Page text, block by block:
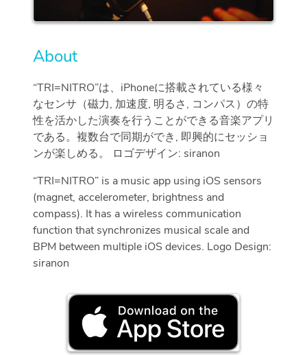
About
“TRI=NITRO”は、iPhoneに搭載されている様々
なセンサ（磁力, 加速度, 明るさ, コンパス）の特
性を活かした演奏を行うことができる音楽アプリ
である。複数台で同期ができ, 即興的にセッショ
ンが楽しめる。 ロゴデザイン: siranon
“TRI=NITRO” is a music app using iOS sensors
(magnet, accelerometer, brightness and
compass). It has a wireless communication
function that synchronizes musical scale and
BPM between multiple iOS devices. Logo Design:
siranon